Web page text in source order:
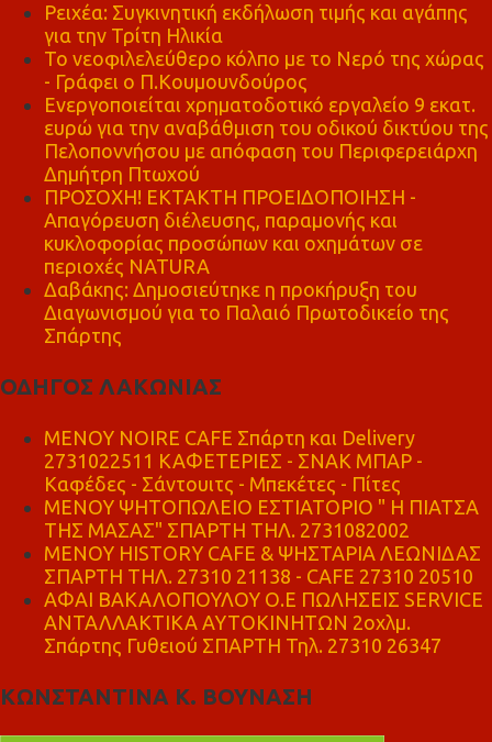
Ρειχέα: Συγκινητική εκδήλωση τιμής και αγάπης
για την Τρίτη Ηλικία
Το νεοφιλελεύθερο κόλπο με το Νερό της χώρας
- Γράφει ο Π.Κουμουνδούρος
Ενεργοποιείται χρηματοδοτικό εργαλείο 9 εκατ.
ευρώ για την αναβάθμιση του οδικού δικτύου της
Πελοποννήσου με απόφαση του Περιφερειάρχη
Δημήτρη Πτωχού
ΠΡΟΣΟΧΗ! ΕΚΤΑΚΤΗ ΠΡΟΕΙΔΟΠΟΙΗΣΗ -
Απαγόρευση διέλευσης, παραμονής και
κυκλοφορίας προσώπων και οχημάτων σε
περιοχές NATURA
Δαβάκης: Δημοσιεύτηκε η προκήρυξη του
Διαγωνισμού για το Παλαιό Πρωτοδικείο της
Σπάρτης
ΟΔΗΓΟΣ ΛΑΚΩΝΙΑΣ
MENOY NOIRE CAFE Σπάρτη και Delivery
2731022511 ΚΑΦΕΤΕΡΙΕΣ - ΣΝΑΚ ΜΠΑΡ -
Καφέδες - Σάντουιτς - Μπεκέτες - Πίτες
ΜΕΝΟΥ ΨΗΤΟΠΩΛΕΙΟ ΕΣΤΙΑΤΟΡΙΟ " Η ΠΙΑΤΣΑ
ΤΗΣ ΜΑΣΑΣ" ΣΠΑΡΤΗ ΤΗΛ. 2731082002
ΜΕΝΟΥ HISTORY CAFE & ΨΗΣΤΑΡΙΑ ΛΕΩΝΙΔΑΣ
ΣΠΑΡΤΗ ΤΗΛ. 27310 21138 - CAFE 27310 20510
ΑΦΑΙ ΒΑΚΑΛΟΠΟΥΛΟΥ Ο.Ε ΠΩΛΗΣΕΙΣ SERVICE
ΑΝΤΑΛΛΑΚΤΙΚΑ ΑΥΤΟΚΙΝΗΤΩΝ 2οχλμ.
Σπάρτης Γυθειού ΣΠΑΡΤΗ Τηλ. 27310 26347
ΚΩΝΣΤΑΝΤΙΝΑ Κ. ΒΟΥΝΑΣΗ